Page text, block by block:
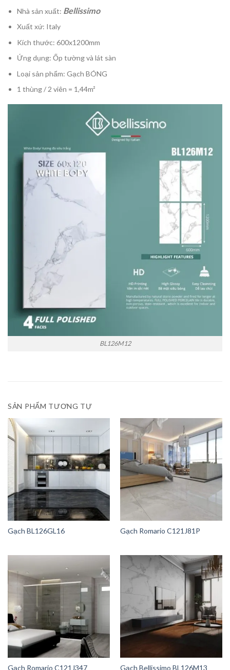
Nhà sản xuất: Bellissimo
Xuất xứ: Italy
Kích thước: 600x1200mm
Ứng dụng: Ốp tường và lát sàn
Loại sản phẩm: Gạch BÓNG
1 thùng / 2 viên = 1,44m²
BL126M12
SẢN PHẨM TƯƠNG TỰ
Gạch BL126GL16 Gạch Romario C121J81P
Gạch Romario C121J347 Gạch Bellissimo BL126M13